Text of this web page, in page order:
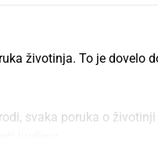
životinja. To je dovelo
svaka poruka o